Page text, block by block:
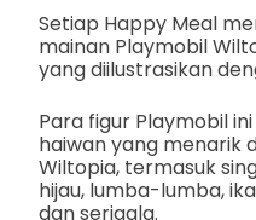
Setiap Happy Meal
mainan Playmobil
yang diilustrasikan
Para figur Playmobil
haiwan yang menarik
Wiltopia, termasuk
hijau, lumba-lumba,
dan serigala.